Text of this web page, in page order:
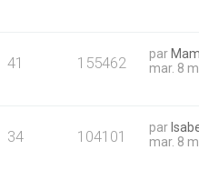
41 155462 par
mar. 8
34 104101 par
mar. 8